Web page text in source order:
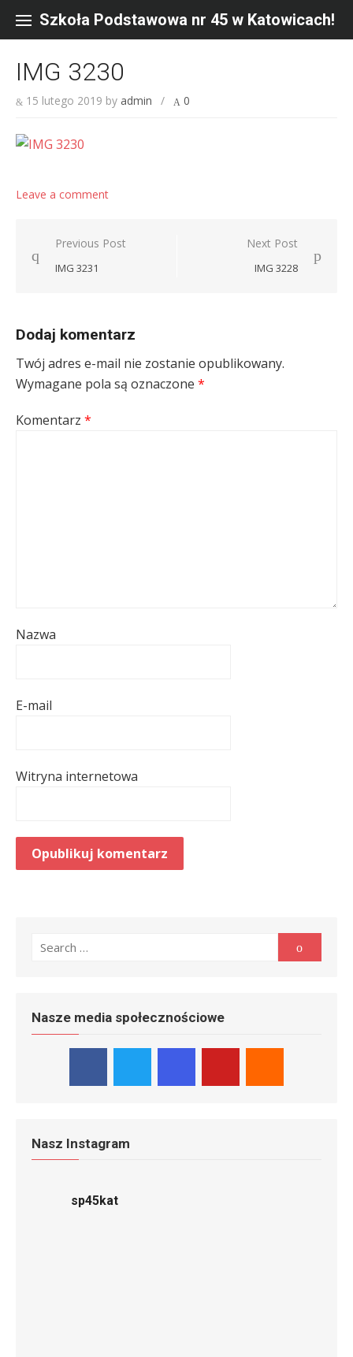
content
Szkoła Podstawowa nr 45 w Katowicach!
IMG 3230
15 lutego 2019 by admin / 0
Leave a comment
Nawigacja
wpisu
Previous Post
IMG 3231
Next Post
IMG 3228
Dodaj komentarz
Twój adres e-mail nie zostanie opublikowany.
Wymagane pola są oznaczone *
Komentarz *
Nazwa
E-mail
Witryna internetowa
for:
Nasze media społecznościowe
Nasz Instagram
sp45kat